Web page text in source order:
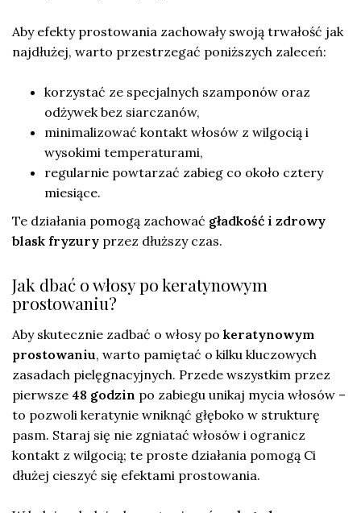
Aby efekty prostowania zachowały swoją trwałość jak
najdłużej, warto przestrzegać poniższych zaleceń:
korzystać ze specjalnych szamponów oraz
odżywek bez siarczanów,
minimalizować kontakt włosów z wilgocią i
wysokimi temperaturami,
regularnie powtarzać zabieg co około cztery
miesiące.
Te działania pomogą zachować gładkość i zdrowy
blask fryzury przez dłuższy czas.
Jak dbać o włosy po keratynowym
prostowaniu?
Aby skutecznie zadbać o włosy po keratynowym
prostowaniu, warto pamiętać o kilku kluczowych
zasadach pielęgnacyjnych. Przede wszystkim przez
pierwsze 48 godzin po zabiegu unikaj mycia włosów –
to pozwoli keratynie wniknąć głęboko w strukturę
pasm. Staraj się nie zgniatać włosów i ogranicz
kontakt z wilgocią; te proste działania pomogą Ci
dłużej cieszyć się efektami prostowania.